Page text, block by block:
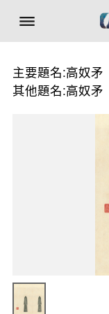
主要題名:高奴矛
其他題名:高奴矛